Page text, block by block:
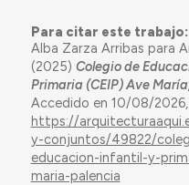
Para citar este trabajo:
Alba Zarza Arribas para
(2025) Colegio de
Primaria (CEIP) Ave
Accedido en 10/08/2026,
https://
y-conjuntos/49822/
educacion-infantil-y-
maria-palencia